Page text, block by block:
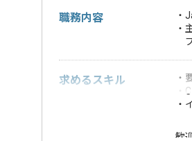
職務内容
・
・
求めるスキル
・
・
歓